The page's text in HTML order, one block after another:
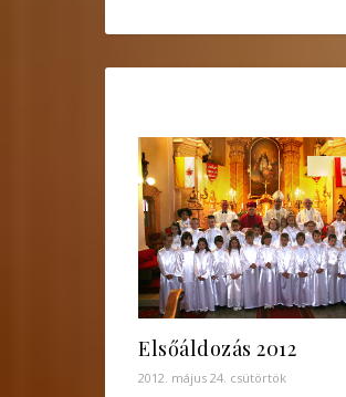
Elsőáldozás 2012
2012. május 24. csütörtök